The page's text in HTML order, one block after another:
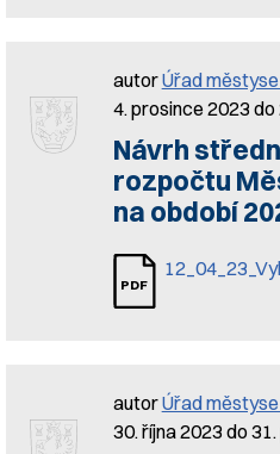
autorÚřad
4. prosince 2023
Návrh
rozpočtu
na období
autorÚřad
30. října 2023 do